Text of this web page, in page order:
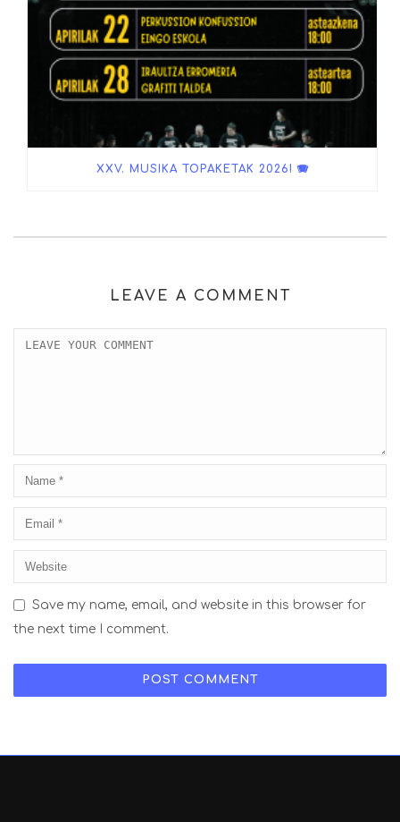
XXV. MUSIKA TOPAKETAK 2026! 🪗
LEAVE A COMMENT
Save my name, email, and website in this browser for
the next time I comment.